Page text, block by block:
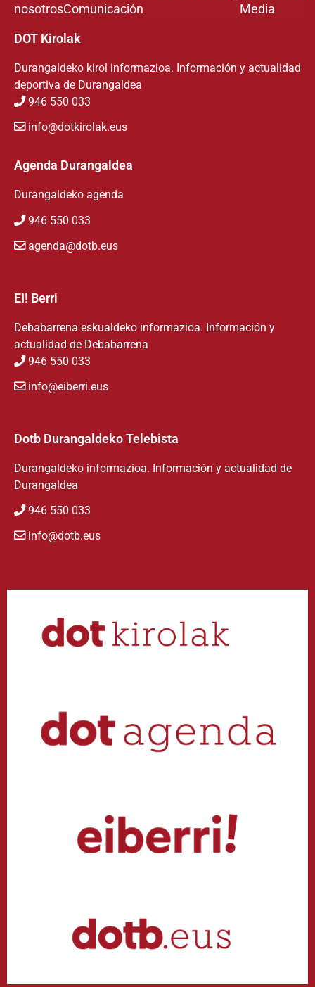
nosotrosComunicación
Media
DOT Kirolak
Durangaldeko kirol informazioa. Información y actualidad
deportiva de Durangaldea
946 550 033
info@dotkirolak.eus
Agenda Durangaldea
Durangaldeko agenda
946 550 033
agenda@dotb.eus
EI! Berri
Debabarrena eskualdeko informazioa. Información y
actualidad de Debabarrena
946 550 033
info@eiberri.eus
Dotb Durangaldeko Telebista
Durangaldeko informazioa. Información y actualidad de
Durangaldea
946 550 033
info@dotb.eus